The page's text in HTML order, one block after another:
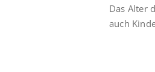
Das Alter
auch